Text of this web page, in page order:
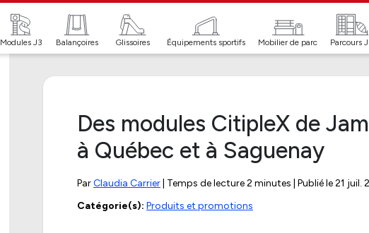
Modules J3 Balançoires Glissoires Équipements sportifs Mobilier de parc Parcours
Des modules CitipleX de
à Québec et à Saguenay
ParClaudia Carrier | Temps de lecture 2 minutes | Publié le21 juil.
Catégorie(s): Produits et promotions